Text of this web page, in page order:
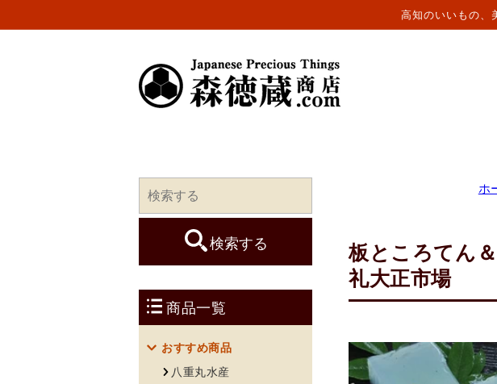
進む
高知のいいもの、
検索する
商品一覧
おすすめ商品
八重丸水産
ホ
板ところてん
礼大正市場
Translation missing: